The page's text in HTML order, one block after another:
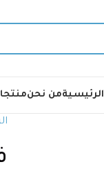
الرئيسيةمن نحن